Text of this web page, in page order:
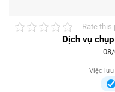
Rate this
Dịch vụ
Việc lưu